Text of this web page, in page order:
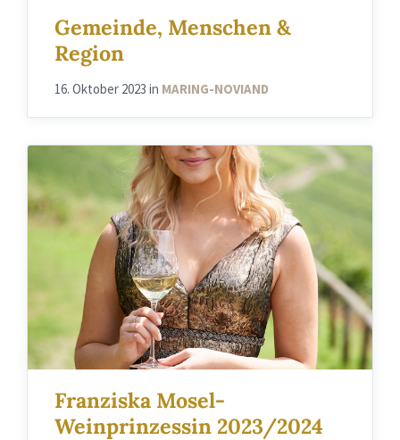
Gemeinde, Menschen &
Region
16. Oktober 2023 in MARING-NOVIAND
Franziska Mosel-
Weinprinzessin 2023/2024